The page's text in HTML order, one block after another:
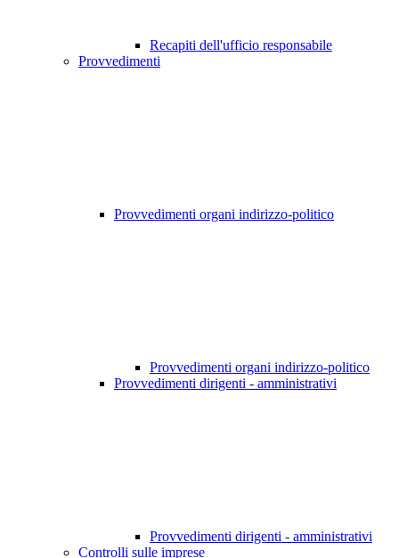
Recapiti dell'ufficio responsabile
Provvedimenti
Provvedimenti organi indirizzo-politico
Provvedimenti organi indirizzo-politico
Provvedimenti dirigenti - amministrativi
Provvedimenti dirigenti - amministrativi
Controlli sulle imprese